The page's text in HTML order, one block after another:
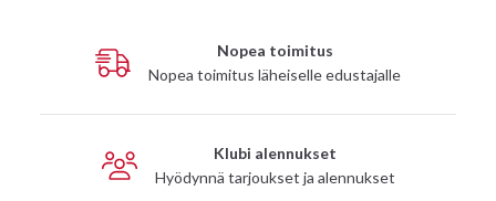
Nopea toimitus
Nopea toimitus läheiselle edustajalle
Klubi alennukset
Hyödynnä tarjoukset ja alennukset